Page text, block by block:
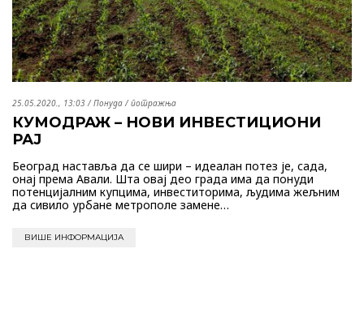
25.05.2020., 13:03 /Понуда / потражња
КУМОДРАЖ – НОВИ ИНВЕСТИЦИОНИ
РАЈ
Београд наставља да се шири – идеалан потез је, сада,
онај према Авали. Шта овај део града има да понуди
потенцијалним купцима, инвеститорима, људима жељним
да сивило урбане метрополе замене…
ВИШЕ ИНФОРМАЦИЈА